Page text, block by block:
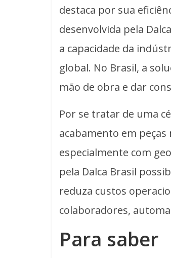
destaca por sua
desenvolvida pela
a capacidade da
global. No Brasil, a
mão de obra e dar
Por se tratar de uma
acabamento em peças
especialmente com
pela Dalca Brasil
reduza custos
colaboradores,
Para saber